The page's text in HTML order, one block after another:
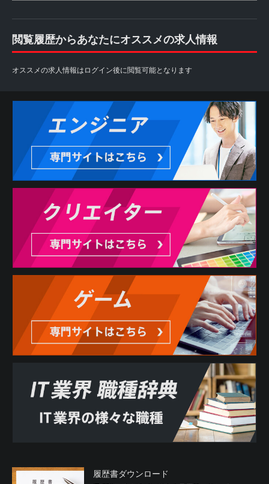
閲覧履歴からあなたにオススメの求人情報
オススメの求人情報はログイン後に閲覧可能となります
履歴書ダウンロード